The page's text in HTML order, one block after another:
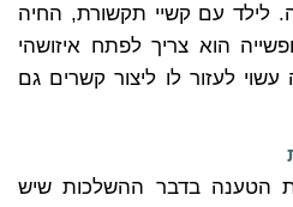
לילד עם קשיי תקשורת, החיה
הוא צריך לפתח איזושהי
לעזור לו ליצור קשרים גם
הטענה בדבר ההשלכות שיש